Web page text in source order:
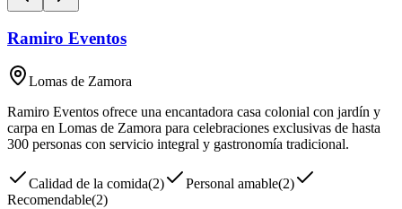
Ramiro Eventos
Lomas de Zamora
Ramiro Eventos ofrece una encantadora casa colonial con jardín y
carpa en Lomas de Zamora para celebraciones exclusivas de hasta
300 personas con servicio integral y gastronomía tradicional.
Calidad de la comida(2) Personal amable(2)
Recomendable(2)